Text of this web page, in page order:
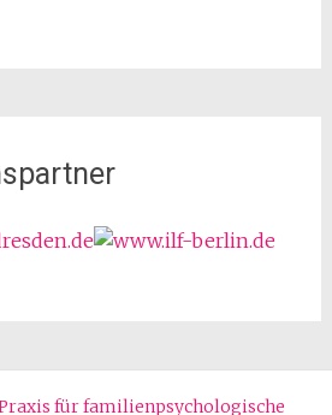
für familienpsychologische